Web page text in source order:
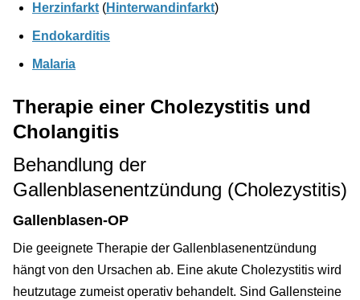
Herzinfarkt (Hinterwandinfarkt)
Endokarditis
Malaria
Therapie einer Cholezystitis und
Cholangitis
Behandlung der
Gallenblasenentzündung (Cholezystitis)
Gallenblasen-OP
Die geeignete Therapie der Gallenblasenentzündung
hängt von den Ursachen ab. Eine akute Cholezystitis wird
heutzutage zumeist operativ behandelt. Sind Gallensteine